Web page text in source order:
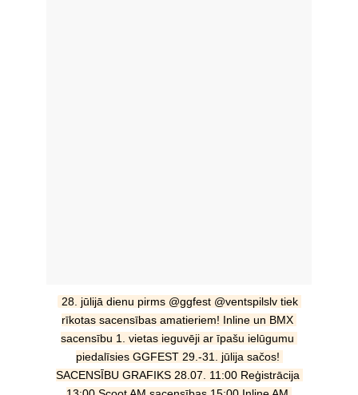
28. jūlijā dienu pirms @ggfest @ventspilslv tiek
rīkotas sacensības amatieriem! Inline un BMX
sacensību 1. vietas ieguvēji ar īpašu ielūgumu
piedalīsies GGFEST 29.-31. jūlija sačos!
SACENSĪBU GRAFIKS 28.07. 11:00 Reģistrācija